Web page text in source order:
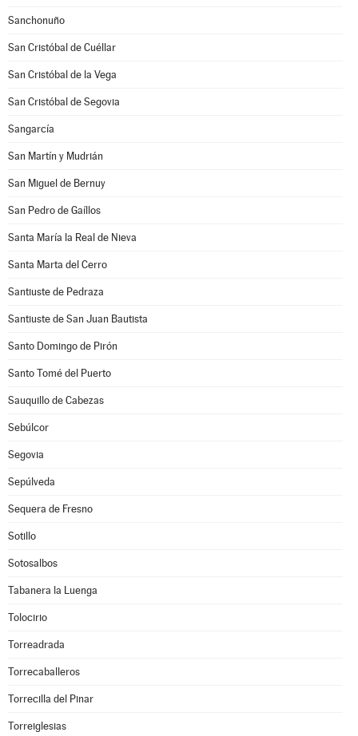
Sanchonuño
San Cristóbal de Cuéllar
San Cristóbal de la Vega
San Cristóbal de Segovia
Sangarcía
San Martín y Mudrián
San Miguel de Bernuy
San Pedro de Gaíllos
Santa María la Real de Nieva
Santa Marta del Cerro
Santiuste de Pedraza
Santiuste de San Juan Bautista
Santo Domingo de Pirón
Santo Tomé del Puerto
Sauquillo de Cabezas
Sebúlcor
Segovia
Sepúlveda
Sequera de Fresno
Sotillo
Sotosalbos
Tabanera la Luenga
Tolocirio
Torreadrada
Torrecaballeros
Torrecilla del Pinar
Torreiglesias